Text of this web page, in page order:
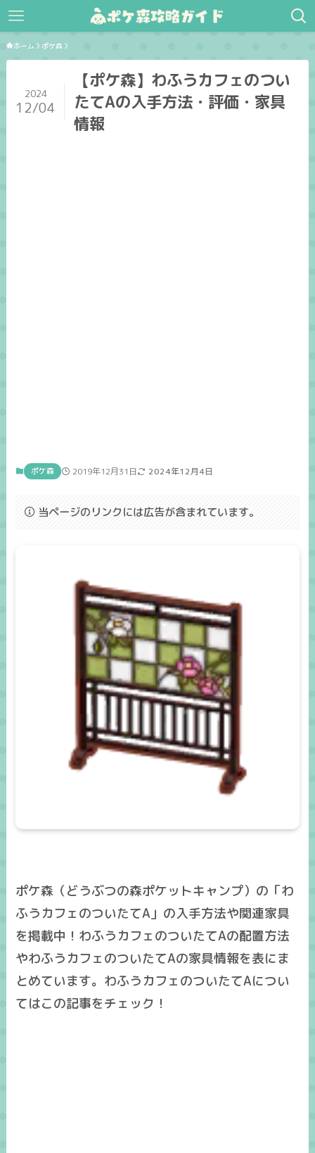
ホーム ポケ森
【ポケ森】わふうカフェのつい
たてAの入手方法・評価・家具
情報
2024
12/04
ポケ森 2019年12月31日 2024年12月4日
当ページのリンクには広告が含まれています。
ポケ森（どうぶつの森ポケットキャンプ）の「わ
ふうカフェのついたてA」の入手方法や関連家具
を掲載中！わふうカフェのついたてAの配置方法
やわふうカフェのついたてAの家具情報を表にま
とめています。わふうカフェのついたてAについ
てはこの記事をチェック！